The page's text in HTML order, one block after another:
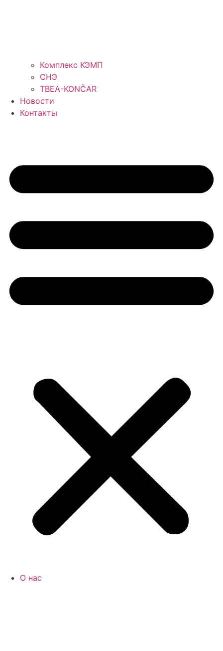
Комплекс КЭМП
СНЭ
TBEA-KONČAR
Новости
Контакты
О нас